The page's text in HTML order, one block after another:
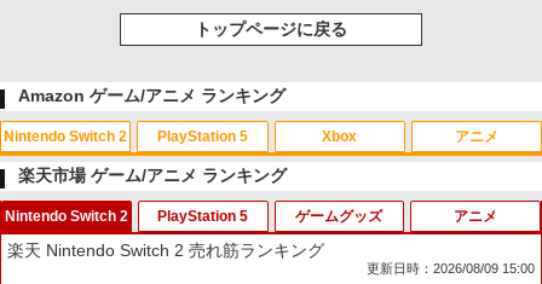
トップページに戻る
Amazon ゲーム/アニメ ランキング
Nintendo Switch 2
1
スプラトゥーン レイダース|オンライン
コード版
PlayStation 5
1
PlayStation 5 デジタル・エディション
日本語専用 Console Language: Japan
ese only (CFI-2200B01)
Xbox
1
【純正品】Xbox ワイヤレス コントロー
ラー + USB-C® ケーブル
アニメ
1
劇場版「鬼滅の刃」無限城編 第一章 猗
窩座再来 通常版 [Blu-ray]
楽天市場 ゲーム/アニメ ランキング
Nintendo Switch 2
楽天 Nintendo Switch 2 売れ筋ランキング
更新日時：2026/08/09 15:00
PlayStation 5 ゲームグッズ アニメ